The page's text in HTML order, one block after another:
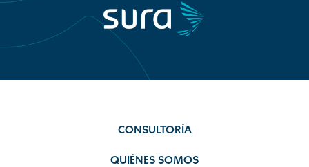
CONSULTORÍA
QUIÉNES SOMOS